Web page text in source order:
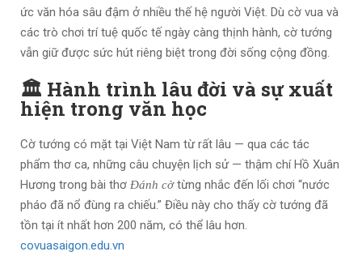
ức văn hóa sâu đậm ở nhiều thế hệ người Việt. Dù cờ vua và
các trò chơi trí tuệ quốc tế ngày càng thịnh hành, cờ tướng
vẫn giữ được sức hút riêng biệt trong đời sống cộng đồng.
🏛 Hành trình lâu đời và sự xuất
hiện trong văn học
Cờ tướng có mặt tại Việt Nam từ rất lâu — qua các tác
phẩm thơ ca, những câu chuyện lịch sử — thậm chí Hồ Xuân
Hương trong bài thơ Đánh cờtừng nhắc đến lối chơi “nước
pháo đã nổ đùng ra chiếu.” Điều này cho thấy cờ tướng đã
tồn tại ít nhất hơn 200 năm, có thể lâu hơn.
covuasaigon.edu.vn